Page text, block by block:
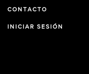
CONTACTO
INICIAR SESIÓN